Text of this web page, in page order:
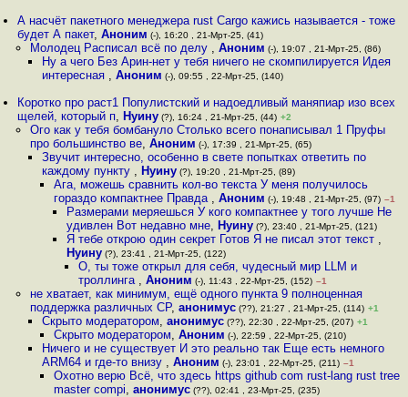
А насчёт пакетного менеджера rust Cargo кажись называется - тоже
будет А пакет,Аноним (-), 16:20 , 21-Мрт-25, (41)
Молодец Расписал всё по делу , Аноним (-), 19:07 , 21-Мрт-25, (86)
Ну а чего Без Арин-нет у тебя ничего не скомпилируется Идея
интересная , Аноним (-), 09:55 , 22-Мрт-25, (140)
Коротко про раст1 Популистский и надоедливый маняпиар изо всех
щелей, который п, Нуину (?), 16:24 , 21-Мрт-25, (44) +2
Ого как у тебя бомбануло Столько всего понаписывал 1 Пруфы
про большинство ве, Аноним (-), 17:39 , 21-Мрт-25, (65)
Звучит интересно, особенно в свете попытках ответить по
каждому пункту , Нуину(?), 19:20 , 21-Мрт-25, (89)
Ага, можешь сравнить кол-во текста У меня получилось
гораздо компактнее Правда ,Аноним (-), 19:48 , 21-Мрт-25, (97) –1
Размерами меряешься У кого компактнее у того лучше Не
удивлен Вот недавно мне, Нуину(?), 23:40 , 21-Мрт-25, (121)
Я тебе открою один секрет Готов Я не писал этот текст ,
Нуину(?), 23:41 , 21-Мрт-25, (122)
О, ты тоже открыл для себя, чудесный мир LLM и
троллинга , Аноним (-), 11:43 , 22-Мрт-25, (152) –1
не хватает, как минимум, ещё одного пункта 9 полноценная
поддержка различных CP, анонимус(??), 21:27 , 21-Мрт-25, (114) +1
Скрыто модератором, анонимус(??), 22:30 , 22-Мрт-25, (207) +1
Скрыто модератором,Аноним (-), 22:59 , 22-Мрт-25, (210)
Ничего и не существует И это реально так Еще есть немного
ARM64 и где-то внизу , Аноним (-), 23:01 , 22-Мрт-25, (211) –1
Охотно верю Всё, что здесь https github com rust-lang rust tree
master compi,анонимус (??), 02:41 , 23-Мрт-25, (235)